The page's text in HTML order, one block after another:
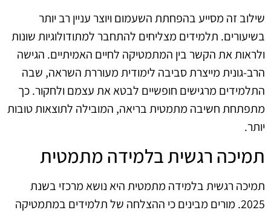
שילוב זה מסייע בהפחתת השעמום ויוצר עניין רב יותר
בשיעורים. תלמידים מצליחים להתחבר למתודולוגיות שונות
ולראות את הקשר בין המתמטיקה לחיים האמיתיים. הגישה
הרב-גונית מייצרת סביבה לימודית מעוררת השראה, שבה
התלמידים מרגישים חופשיים לבטא את עצמם ולחקור. כך
מתפתחת חשיבה מתמטית בריאה, המובילה לתוצאות טובות
יותר.
תמיכה רגשית בלמידה מתמטית
תמיכה רגשית בלמידה מתמטית היא נושא מרכזי בשנת
2025. מורים מבינים כי ההצלחה של תלמידים במתמטיקה